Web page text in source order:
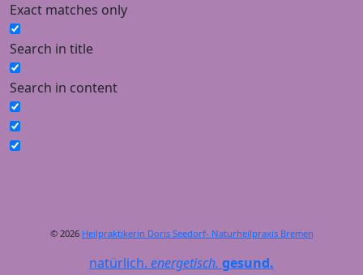
Exact matches only
Search in title
Search in content
© 2026 Heilpraktikerin Doris Seedorf- Naturheilpraxis Bremen
natürlich. energetisch. gesund.